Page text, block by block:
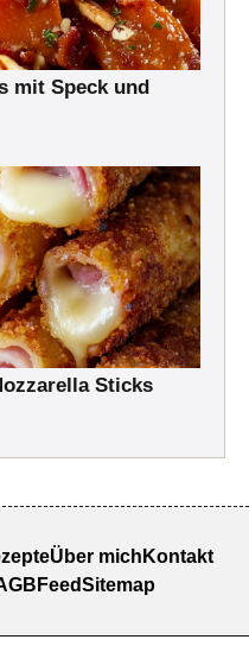
mit Speck und
Sticks
Über mich Kontakt
FeedSitemap